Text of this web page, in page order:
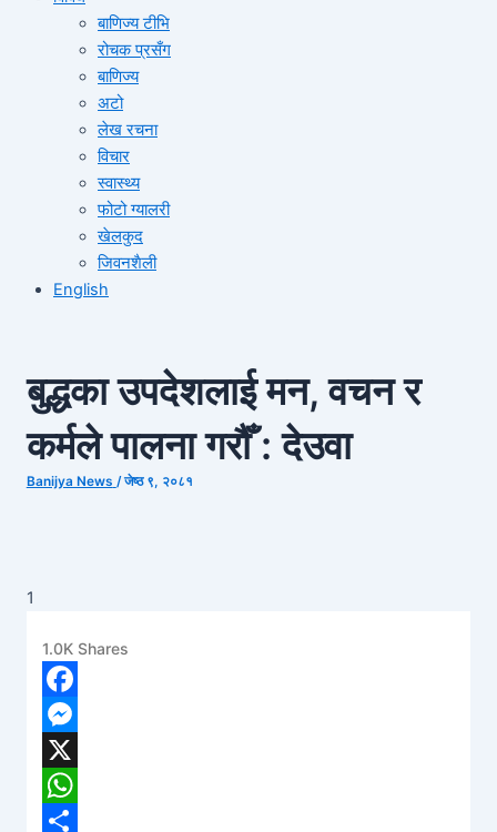
बाणिज्य टीभि
रोचक प्रसँग
बाणिज्य
अटो
लेख रचना
विचार
स्वास्थ्य
फोटो ग्यालरी
खेलकुद
जिवनशैली
English
बुद्धका उपदेशलाई मन, वचन र
कर्मले पालना गरौँ : देउवा
Banijya News /जेष्ठ ९, २०८१
1
1.0K Shares
Facebook
Messenger
X
WhatsApp